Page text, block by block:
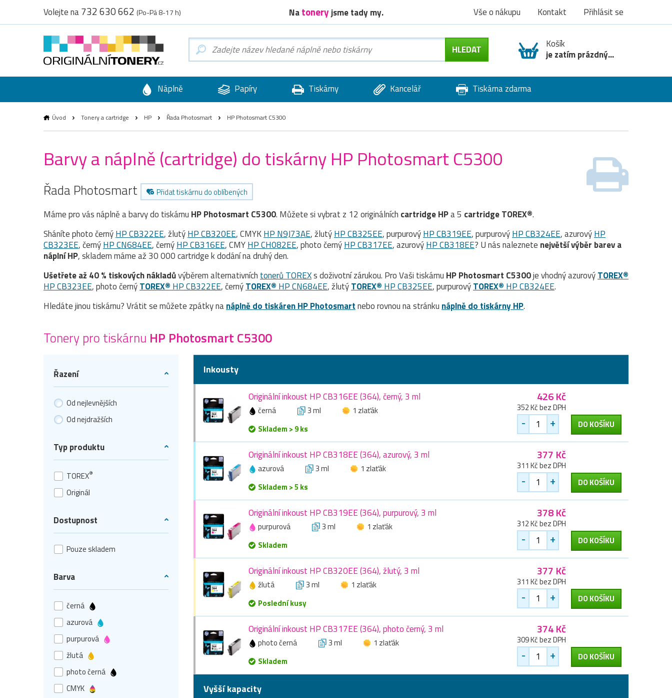
Volejte na732 630 662 (Po-Pá 8-17 h) Natoneryjsme tady my. Vše o nákupu Kontakt Přihlásit se
Košík
je zatím prázdný...
Náplně Papíry Tiskárny Kancelář Tiskárna zdarma
Úvod Tonery a cartridge HP Řada Photosmart HP Photosmart C5300
Barvy a náplně (cartridge) do tiskárny HP Photosmart C5300
Řada Photosmart Přidat tiskárnu do oblíbených
Máme pro vás náplně a barvy do tiskárnu HP Photosmart C5300. Můžete si vybrat z 12 originálních cartridgeHPa 5 cartridge TOREX®.
Sháníte photo černýHP CB322EE, žlutýHP CB320EE, CMYKHP N9J73AE, žlutýHP CB325EE, purpurovýHP CB319EE, purpurovýHP CB324EE, azurovýHP
CB323EE, černýHP CN684EE, černýHP CB316EE, CMYHP CH082EE, photo černýHP CB317EE, azurovýHP CB318EE? U nás naleznete největší výběr barev a
náplní HP, skladem máme až 30 000 cartridge k dodání na druhý den.
Ušetřete až 40 % tiskových nákladůvýběrem alternativních tonerů TOREXs doživotní zárukou. Pro Vaši tiskárnu HP Photosmart C5300je vhodný azurovýTOREX®
HP CB323EE, photo černýTOREX® HP CB322EE, černýTOREX® HP CN684EE, žlutýTOREX® HP CB325EE, purpurovýTOREX® HP CB324EE.
Hledáte jinou tiskárnu? Vrátit se můžete zpátky nanáplně do tiskáren HP Photosmartnebo rovnou na stránku náplně do tiskárny HP.
Tonery pro tiskárnu HP Photosmart C5300
Řazení
Od nejlevnějších
Od nejdražších
Typ produktu
TOREX®
Originál
Dostupnost
Pouze skladem
Barva
černá
azurová
purpurová
žlutá
photo černá
CMYK
Inkousty
Originální inkoust HP CB316EE (364), černý, 3 ml
černá 3 ml
1 zlaťák
Skladem > 9 ks
426 Kč
352 Kč bez DPH
- + DO KOŠÍKU
Originální inkoust HP CB318EE (364), azurový, 3 ml
azurová 3 ml
1 zlaťák
Skladem > 5 ks
377 Kč
311 Kč bez DPH
- + DO KOŠÍKU
Originální inkoust HP CB319EE (364), purpurový, 3 ml
purpurová 3 ml
1 zlaťák
Skladem
378 Kč
312 Kč bez DPH
- + DO KOŠÍKU
Originální inkoust HP CB320EE (364), žlutý, 3 ml
žlutá 3 ml
1 zlaťák
Poslední kusy
377 Kč
311 Kč bez DPH
- + DO KOŠÍKU
Originální inkoust HP CB317EE (364), photo černý, 3 ml
photo černá 3 ml
1 zlaťák
Skladem
374 Kč
309 Kč bez DPH
- + DO KOŠÍKU
Vyšší kapacity